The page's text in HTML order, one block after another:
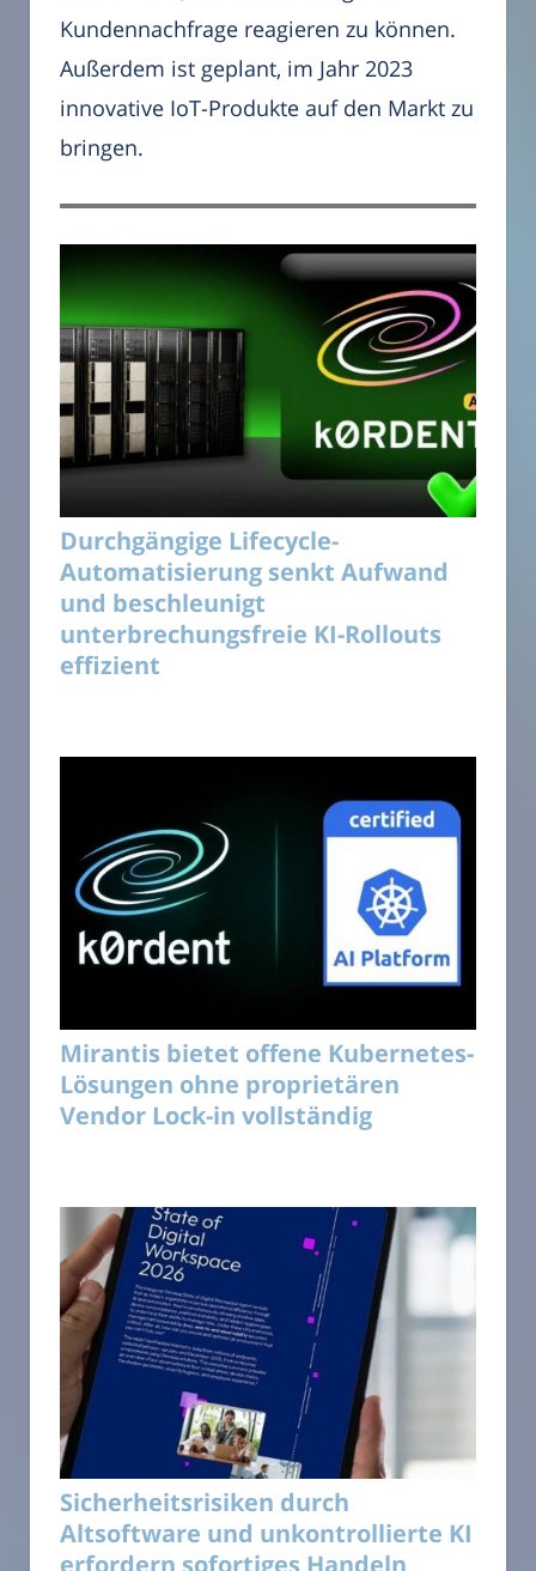
Kundennachfrage reagieren zu können.
Außerdem ist geplant, im Jahr 2023
innovative IoT-Produkte auf den Markt zu
bringen.
Durchgängige Lifecycle-
Automatisierung senkt Aufwand
und beschleunigt
unterbrechungsfreie KI-Rollouts
effizient
Mirantis bietet offene Kubernetes-
Lösungen ohne proprietären
Vendor Lock-in vollständig
Sicherheitsrisiken durch
Altsoftware und unkontrollierte KI